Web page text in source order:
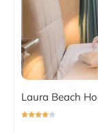
Laura Beach